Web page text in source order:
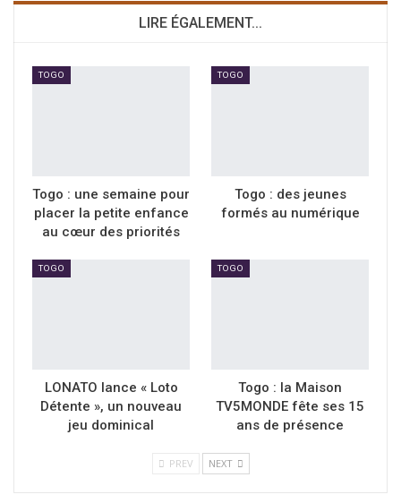
LIRE ÉGALEMENT...
TOGO
Togo : une semaine pour
placer la petite enfance
au cœur des priorités
TOGO
Togo : des jeunes
formés au numérique
TOGO
LONATO lance « Loto
Détente », un nouveau
jeu dominical
TOGO
Togo : la Maison
TV5MONDE fête ses 15
ans de présence
PREV NEXT